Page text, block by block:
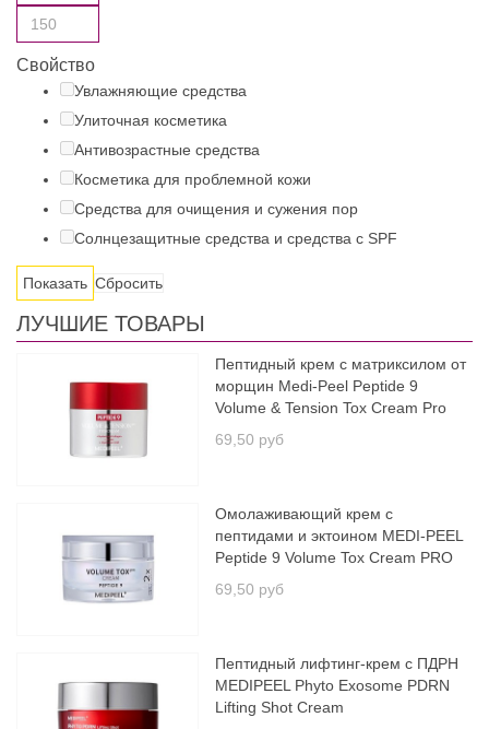
Свойство
Увлажняющие средства
Улиточная косметика
Антивозрастные средства
Косметика для проблемной кожи
Средства для очищения и сужения пор
Солнцезащитные средства и средства с SPF
Сбросить
ЛУЧШИЕ ТОВАРЫ
Пептидный крем с матриксилом от
морщин Medi-Peel Peptide 9
Volume & Tension Tox Cream Pro
69,50 руб
Омолаживающий крем с
пептидами и эктоином MEDI-PEEL
Peptide 9 Volume Tox Cream PRO
69,50 руб
Пептидный лифтинг-крем с ПДРН
MEDIPEEL Phyto Exosome PDRN
Lifting Shot Cream